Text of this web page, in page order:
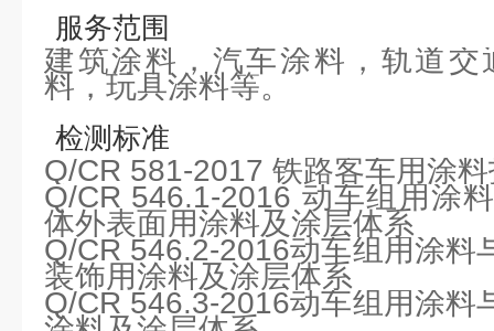
服务范围
建筑涂料，汽车涂料，轨道
料，玩具涂料等。
检测标准
Q/CR 581-2017 铁路客车用涂
Q/CR 546.1-2016 动车组用涂
体外表面用涂料及涂层体系
Q/CR 546.2-2016动车组用涂料
装饰用涂料及涂层体系
Q/CR 546.3-2016动车组用涂料